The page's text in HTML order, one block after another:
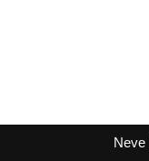
Neve